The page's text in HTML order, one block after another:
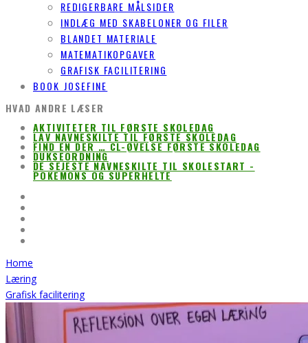
REDIGERBARE MÅLSIDER
INDLÆG MED SKABELONER OG FILER
BLANDET MATERIALE
MATEMATIKOPGAVER
GRAFISK FACILITERING
BOOK JOSEFINE
HVAD ANDRE LÆSER
AKTIVITETER TIL FØRSTE SKOLEDAG
LAV NAVNESKILTE TIL FØRSTE SKOLEDAG
FIND EN DER … CL-ØVELSE FØRSTE SKOLEDAG
DUKSEORDNING
DE SEJESTE NAVNESKILTE TIL SKOLESTART -
POKEMONS OG SUPERHELTE
Home
Læring
Grafisk facilitering